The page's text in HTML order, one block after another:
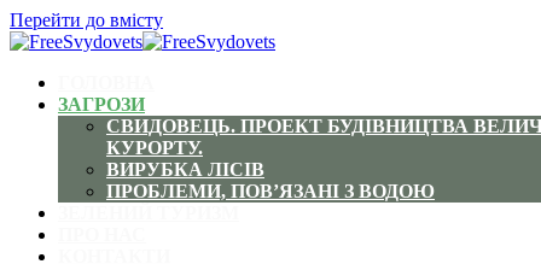
Перейти до вмісту
ЗАГРОЗИ
СВИДОВЕЦЬ. ПРОЕКТ БУДІВНИЦТВА
КУРОРТУ.
ВИРУБКА ЛІСІВ
ПРОБЛЕМИ, ПОВ’ЯЗАНІ З ВОДОЮ